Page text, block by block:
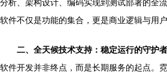
分析、架构设计、编码实现到测试部署的全
软件不仅是功能的集合，更是商业逻辑与用
二、全天候技术支持：稳定运行的守护者
软件开发并非终点，而是长期服务的起点。